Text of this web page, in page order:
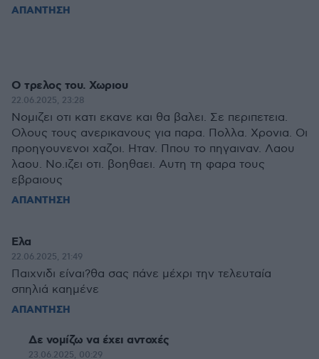
ΑΠΑΝΤΗΣΗ
Ο τρελος του. Χωριου
22.06.2025, 23:28
Νομιζει οτι κατι εκανε και θα βαλει. Σε περιπετεια.
Ολους τους ανερικανους για παρα. Πολλα. Χρονια. Οι
προηγουνενοι χαζοι. Ηταν. Ππου το πηγαιναν. Λαου
λαου. Νο.ιζει οτι. βοηθαει. Αυτη τη φαρα τους
εβραιους
ΑΠΑΝΤΗΣΗ
Ελα
22.06.2025, 21:49
Παιχνιδι είναι?θα σας πάνε μέχρι την τελευταία
σπηλιά καημένε
ΑΠΑΝΤΗΣΗ
Δε νομίζω να έχει αντοχές
23.06.2025, 00:29